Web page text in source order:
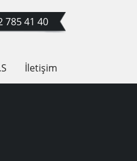
785 41 40
İletişim